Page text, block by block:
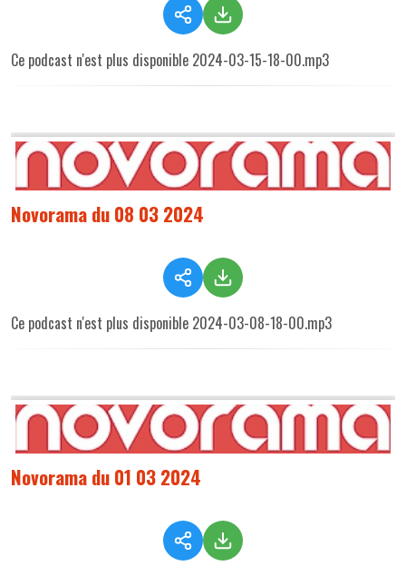
Ce podcast n'est plus disponible 2024-03-15-18-00.mp3
Novorama du 08 03 2024
Ce podcast n'est plus disponible 2024-03-08-18-00.mp3
Novorama du 01 03 2024